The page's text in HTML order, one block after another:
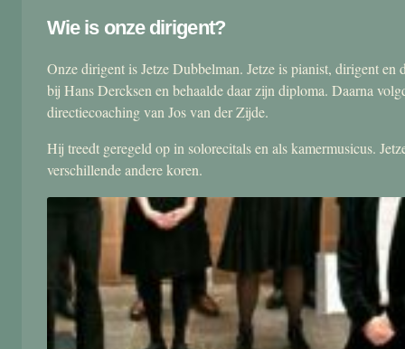
Wie is onze dirigent?
Onze dirigent is Jetze Dubbelman. Jetze is pianist, dirigent
bij Hans Dercksen en behaalde daar zijn diploma. Daarna
directiecoaching van Jos van der Zijde.
Hij treedt geregeld op in solorecitals en als kamermusicus.
verschillende andere koren.